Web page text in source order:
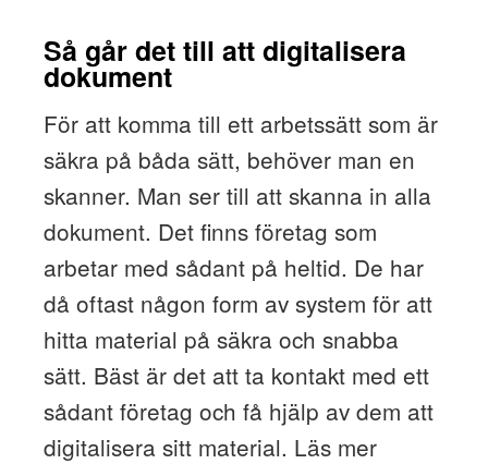
Så går det till att digitalisera
dokument
För att komma till ett arbetssätt som är
säkra på båda sätt, behöver man en
skanner. Man ser till att skanna in alla
dokument. Det finns företag som
arbetar med sådant på heltid. De har
då oftast någon form av system för att
hitta material på säkra och snabba
sätt. Bäst är det att ta kontakt med ett
sådant företag och få hjälp av dem att
digitalisera sitt material. Läs mer